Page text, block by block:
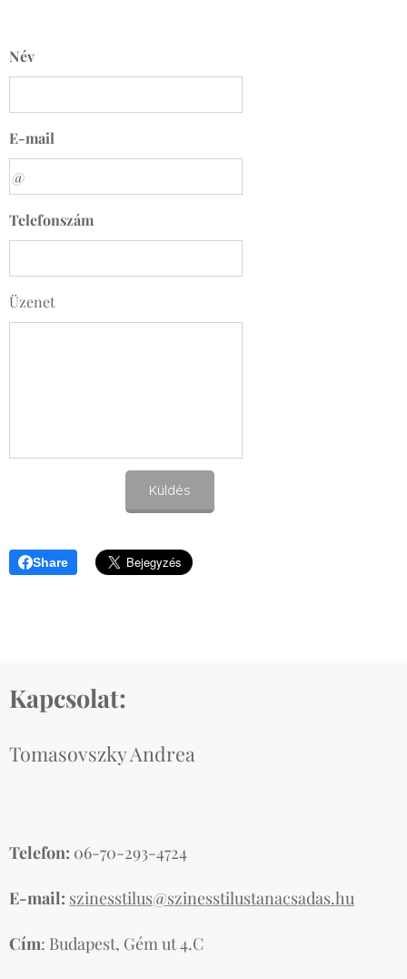
Név
E-mail
Telefonszám
Üzenet
Küldés
Share
Kapcsolat:
Tomasovszky Andrea
Telefon: 06-70-293-4724
E-mail: szinesstilus@szinesstilustanacsadas.hu
Cím: Budapest, Gém ut 4.C